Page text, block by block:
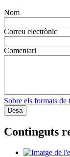
Nom
Correu electrònic
Comentari
Sobre els formats de
Continguts